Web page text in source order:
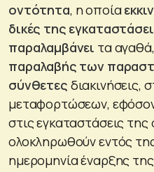
οντότητα, η οποία
δικές της
παραλαμβάνει τα
παραλαβής των
σύνθετες διακινήσεις,
μεταφορτώσεων,
στις εγκαταστάσεις της
ολοκληρωθούν εντός
ημερομηνία έναρξης